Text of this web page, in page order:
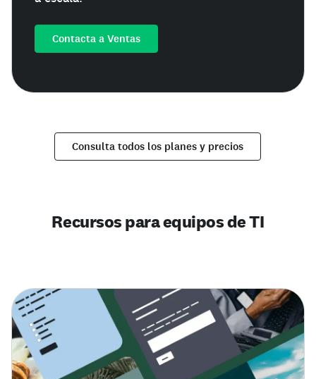
Contacta a Ventas
Consulta todos los planes y precios
Recursos para equipos de TI